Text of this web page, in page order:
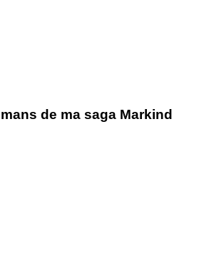
de ma saga Markind